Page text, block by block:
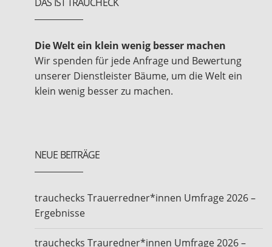
Die Welt ein klein wenig besser machen
Wir spenden für jede Anfrage und Bewertung
unserer Dienstleister Bäume, um die Welt ein
klein wenig besser zu machen.
NEUE BEITRÄGE
trauchecks Trauerredner*innen Umfrage 2026 –
Ergebnisse
trauchecks Trauredner*innen Umfrage 2026 –